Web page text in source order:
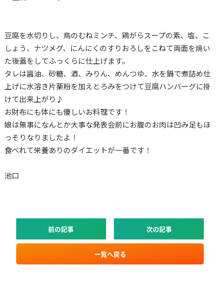
豆腐を水切りし、鳥のむねミンチ、鶏がらスープの素、塩、こ
しょう、ナツメグ、にんにくのすりおろしをこねて両面を焼い
た後蓋をしてふっくらに仕上げます。
タレは醤油、砂糖、酒、みりん、めんつゆ、水を鍋で煮詰め仕
上げに水溶き片栗粉を加えとろみをつけて豆腐ハンバーグに掛
けて出来上がり♪
お財布にも体にも優しいお料理です！
娘は無事になんとか大事な発表会前にお腹のお肉は凹み足もほ
っそりなりましたよ！
食べれて栄養ありのダイエットが一番です！
池口
前の記事 次の記事
一覧へ戻る